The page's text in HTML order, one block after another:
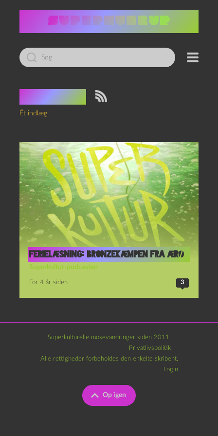
Led
efter:
Tag:ærø
Ét indlæg
Ferielæsning: Bronzekæmpen fra Ærø
Superkultur-podcasten
For 4 år siden 3
Superkulturelle mosevandringer siden 2011.
Privatlivspolitik
Op igen
Alle rettigheder forbeholdes den enkelte skribent.
Login